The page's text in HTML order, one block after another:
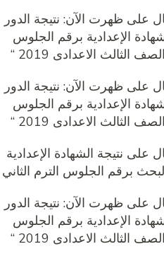
على ظهرت الآن: نتيجة الدور
الإعدادية برقم الجلوس
الثالث الاعدادى 2019 “
على ظهرت الآن: نتيجة الدور
الإعدادية برقم الجلوس
الثالث الاعدادى 2019 “
على نتيجة الشهادة الإعدادية
على ظهرت الآن: نتيجة الدور
الإعدادية برقم الجلوس
الثالث الاعدادى 2019 “